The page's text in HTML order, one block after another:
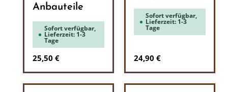
Anbauteile
Sofort verfügbar,
Lieferzeit: 1-3
Tage
Regulärer Preis:
25,50 €
Sofort verfügbar,
Lieferzeit: 1-3
Tage
Regulärer Preis:
24,90 €